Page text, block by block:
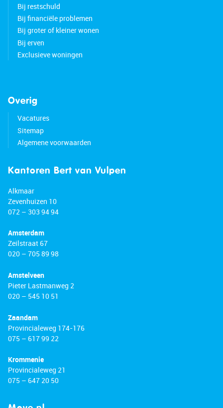
Bij restschuld
Bij financiële problemen
Bij groter of kleiner wonen
Bij erven
Exclusieve woningen
Overig
Vacatures
Sitemap
Algemene voorwaarden
Kantoren Bert van Vulpen
Alkmaar
Zevenhuizen 10
072 – 303 94 94
Amsterdam
Zeilstraat 67
020 – 705 89 98
Amstelveen
Pieter Lastmanweg 2
020 – 545 10 51
Zaandam
Provincialeweg 174-176
075 – 617 99 22
Krommenie
Provincialeweg 21
075 – 647 20 50